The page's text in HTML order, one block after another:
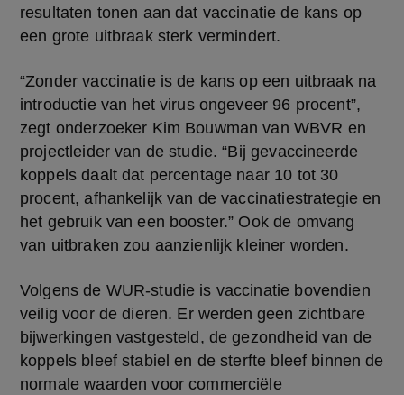
resultaten tonen aan dat vaccinatie de kans op
een grote uitbraak sterk vermindert.
“Zonder vaccinatie is de kans op een uitbraak na
introductie van het virus ongeveer 96 procent”,
zegt onderzoeker Kim Bouwman van WBVR en
projectleider van de studie. “Bij gevaccineerde
koppels daalt dat percentage naar 10 tot 30
procent, afhankelijk van de vaccinatiestrategie en
het gebruik van een booster.” Ook de omvang
van uitbraken zou aanzienlijk kleiner worden.
Volgens de WUR-studie is vaccinatie bovendien
veilig voor de dieren. Er werden geen zichtbare
bijwerkingen vastgesteld, de gezondheid van de
koppels bleef stabiel en de sterfte bleef binnen de
normale waarden voor commerciële